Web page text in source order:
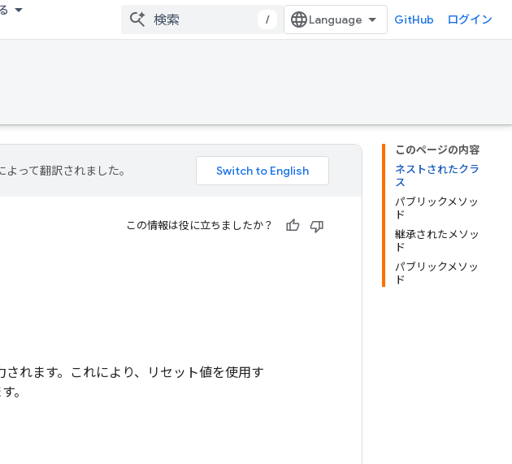
/ GitHub ログイン
このページの内容
ネストされたクラ
ス
パブリックメソッ
ド
継承されたメソッ
ド
パブリックメソッ
ド
よって翻訳されました。
この情報は役に立ちましたか？
れます。これにより、リセット値を使用す
。